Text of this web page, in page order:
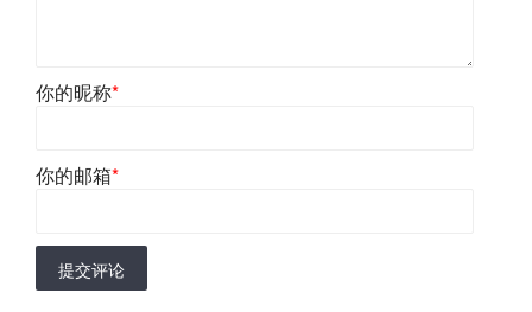
你的昵称*
你的邮箱*
提交评论